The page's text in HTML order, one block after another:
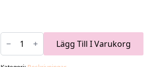
VÅRGRUPP
PÅSKLILJOR
DIY-
Lägg Till I Varukorg